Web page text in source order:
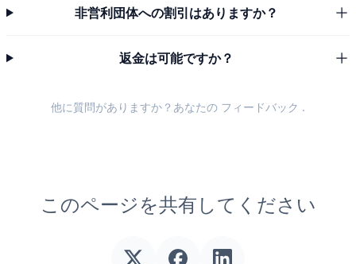
非営利団体への割引はありますか？
返金は可能ですか？
他に質問がありますか？あなたの フィードバック .
このページを共有してください